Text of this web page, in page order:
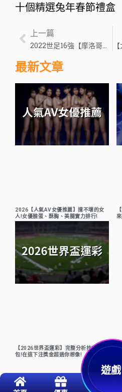
十個精選兔年春節禮盒
上一篇
最新文章
2026【人氣AV女優推薦】撞不壞的女
人!女優臉蛋、酥胸、美腿實力排行!
【2026世界盃運彩】完整分析技巧懶人
包!在這下注獎金超過你想像!
遊戲